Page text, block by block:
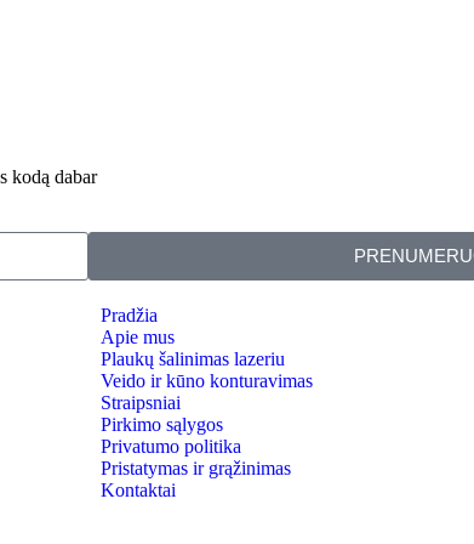
kodą dabar
Pradžia
Apie mus
Plaukų šalinimas lazeriu
Veido ir kūno konturavimas
Straipsniai
Pirkimo sąlygos
Privatumo politika
Pristatymas ir grąžinimas
Kontaktai